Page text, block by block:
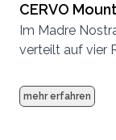
CERVO
Rehstube
Im Madre
verteilt auf vier
mehr erfahren